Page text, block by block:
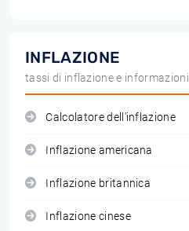
INFLAZIONE
tassi di inflazione e informazioni
Calcolatore dell'inflazione
Inflazione americana
Inflazione britannica
Inflazione cinese